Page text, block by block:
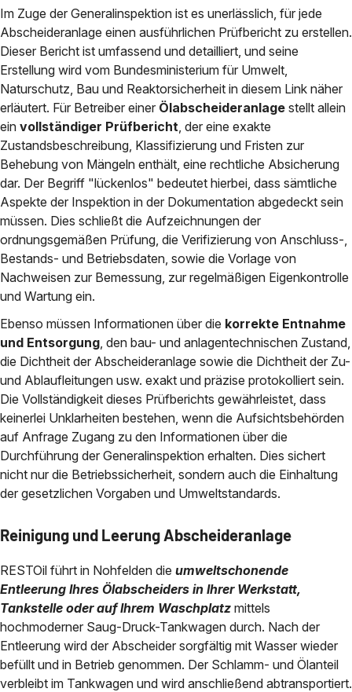
Im Zuge der Generalinspektion ist es unerlässlich, für jede
Abscheideranlage einen ausführlichen Prüfbericht zu erstellen.
Dieser Bericht ist umfassend und detailliert, und seine
Erstellung wird vom Bundesministerium für Umwelt,
Naturschutz, Bau und Reaktorsicherheit in diesem Link näher
erläutert. Für Betreiber einer Ölabscheideranlage stellt allein
ein vollständiger Prüfbericht, der eine exakte
Zustandsbeschreibung, Klassifizierung und Fristen zur
Behebung von Mängeln enthält, eine rechtliche Absicherung
dar. Der Begriff "lückenlos" bedeutet hierbei, dass sämtliche
Aspekte der Inspektion in der Dokumentation abgedeckt sein
müssen. Dies schließt die Aufzeichnungen der
ordnungsgemäßen Prüfung, die Verifizierung von Anschluss-,
Bestands- und Betriebsdaten, sowie die Vorlage von
Nachweisen zur Bemessung, zur regelmäßigen Eigenkontrolle
und Wartung ein.
Ebenso müssen Informationen über die korrekte Entnahme
und Entsorgung, den bau- und anlagentechnischen Zustand,
die Dichtheit der Abscheideranlage sowie die Dichtheit der Zu-
und Ablaufleitungen usw. exakt und präzise protokolliert sein.
Die Vollständigkeit dieses Prüfberichts gewährleistet, dass
keinerlei Unklarheiten bestehen, wenn die Aufsichtsbehörden
auf Anfrage Zugang zu den Informationen über die
Durchführung der Generalinspektion erhalten. Dies sichert
nicht nur die Betriebssicherheit, sondern auch die Einhaltung
der gesetzlichen Vorgaben und Umweltstandards.
Reinigung und Leerung Abscheideranlage
RESTOil führt in Nohfelden die umweltschonende
Entleerung Ihres Ölabscheiders in Ihrer Werkstatt,
Tankstelle oder auf Ihrem Waschplatz mittels
hochmoderner Saug-Druck-Tankwagen durch. Nach der
Entleerung wird der Abscheider sorgfältig mit Wasser wieder
befüllt und in Betrieb genommen. Der Schlamm- und Ölanteil
verbleibt im Tankwagen und wird anschließend abtransportiert.